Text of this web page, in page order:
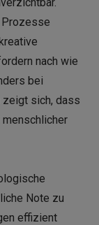
Prozesse
nach wie
bei
zeigt sich, dass
Note zu
effizient